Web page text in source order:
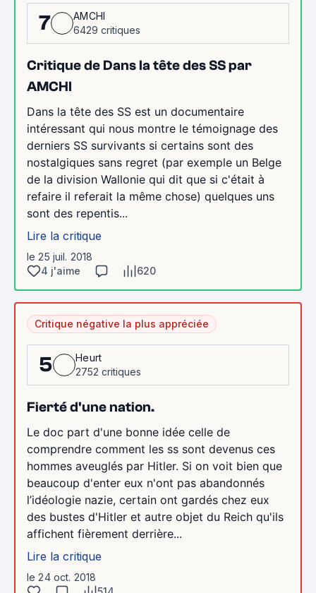
7
AMCHI
6429 critiques
Critique de Dans la tête des SS par
AMCHI
Dans la tête des SS est un documentaire
intéressant qui nous montre le témoignage des
derniers SS survivants si certains sont des
nostalgiques sans regret (par exemple un Belge
de la division Wallonie qui dit que si c'était à
refaire il referait la même chose) quelques uns
sont des repentis...
Lire la critique
le 25 juil. 2018
4 j'aime
620
Critique négative la plus appréciée
5
Heurt
2752 critiques
Fierté d'une nation.
Le doc part d'une bonne idée celle de
comprendre comment les ss sont devenus ces
hommes aveuglés par Hitler. Si on voit bien que
beaucoup d'enter eux n'ont pas abandonnés
l’idéologie nazie, certain ont gardés chez eux
des bustes d'Hitler et autre objet du Reich qu'ils
affichent fièrement derrière...
Lire la critique
le 24 oct. 2018